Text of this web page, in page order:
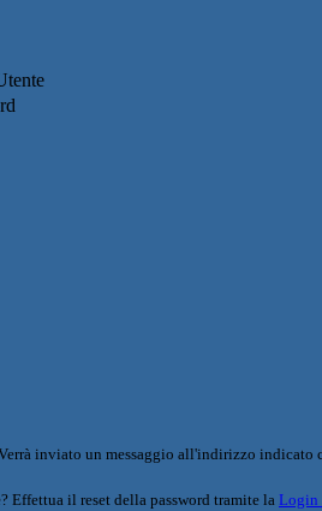
inviato un messaggio all'indirizzo indicato
Effettua il reset della password tramite la Login